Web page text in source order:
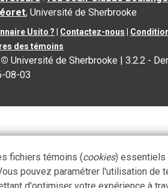
, Université de Sherbrooke
Usito ? Contactez-nous
des témoins
© Université de Sherbrooke |3.2.2 -
08-03
fichiers témoins (cookies) essentiels
pouvez paramétrer l'utilisation de